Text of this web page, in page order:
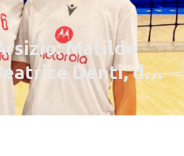
Matilde
Denti, dal
prima